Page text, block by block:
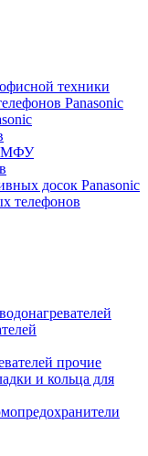
техники
Panasonic
МФУ
досок Panasonic
телефонов
прочие
и кольца для